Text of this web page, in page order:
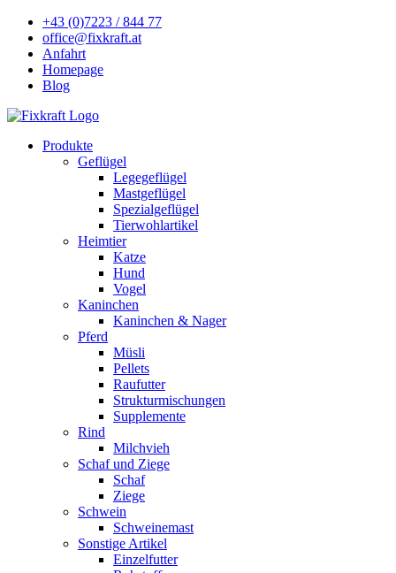
+43 (0)7223 / 844 77
office@fixkraft.at
Anfahrt
Homepage
Blog
Produkte
Geflügel
Legegeflügel
Mastgeflügel
Spezialgeflügel
Tierwohlartikel
Heimtier
Katze
Hund
Vogel
Kaninchen
Kaninchen & Nager
Pferd
Müsli
Pellets
Raufutter
Strukturmischungen
Supplemente
Rind
Milchvieh
Schaf und Ziege
Schaf
Ziege
Schwein
Schweinemast
Sonstige Artikel
Einzelfutter